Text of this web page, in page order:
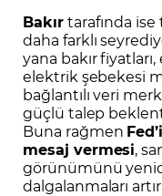
Bakırtarafında ise
daha farklı
yana bakır
elektrik şebekesi
bağlantılı veri
güçlü talep
Buna rağmen
mesaj vermesi,
görünümünü
dalgalanmaları